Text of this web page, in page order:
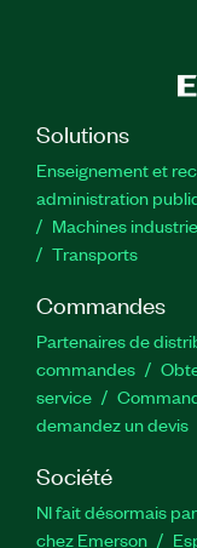
Solutions
Enseignement et
administration
Machines
Transports
Commandes
Partenaires de
commandes
service
demandez un devis
Société
NI fait désormais
chez Emerson